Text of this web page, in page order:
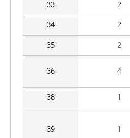
33 2
34 2
35 2
36 4
38 1
39 1